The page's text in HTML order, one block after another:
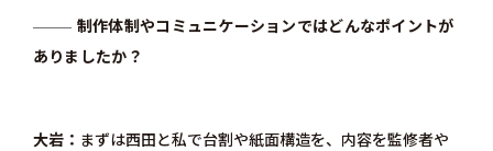
制作体制やコミュニケーションではどんなポイントが
ありましたか？
大岩
まずは西田と私で台割や紙面構造を、内容を監修者や